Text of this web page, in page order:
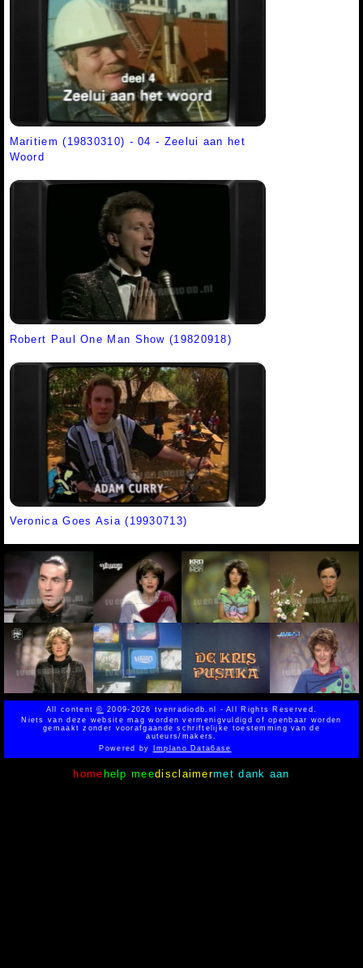
Maritiem (19830310) - 04 - Zeelui aan het
Woord
Robert Paul One Man Show (19820918)
Veronica Goes Asia (19930713)
All content© 2009-2026 tvenradiodb.nl - All Rights Reserved.
Niets van deze website mag worden vermenigvuldigd of openbaar worden
gemaakt zonder voorafgaande schriftelijke toestemming van de
auteurs/makers.
Powered by
Implano Data6ase
home help meedisclaimermet dank aan